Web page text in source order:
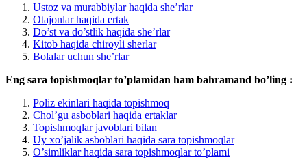
Ustoz va murabbiylar haqida she’rlar
Otajonlar haqida ertak
Do’st va do’stlik haqida she’rlar
Kitob haqida chiroyli sherlar
Bolalar uchun she’rlar
Eng sara topishmoqlar to’plamidan ham bahramand bo’ling :
Poliz ekinlari haqida topishmoq
Chol’gu asboblari haqida ertaklar
Topishmoqlar javoblari bilan
Uy xo’jalik asboblari haqida sara topishmoqlar
O’simliklar haqida sara topishmoqlar to’plami